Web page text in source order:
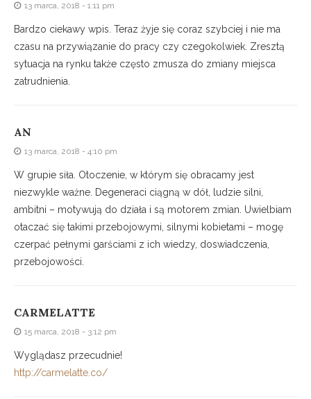
13 marca, 2018 - 1:11 pm
Bardzo ciekawy wpis. Teraz żyje się coraz szybciej i nie ma
czasu na przywiązanie do pracy czy czegokolwiek. Zresztą
sytuacja na rynku także często zmusza do zmiany miejsca
zatrudnienia.
AN
13 marca, 2018 - 4:10 pm
W grupie siła. Otoczenie, w którym się obracamy jest
niezwykle ważne. Degeneraci ciągną w dół, ludzie silni,
ambitni – motywują do działa i są motorem zmian. Uwielbiam
otaczać się takimi przebojowymi, silnymi kobietami – mogę
czerpać pełnymi garściami z ich wiedzy, doswiadczenia,
przebojowości.
CARMELATTE
15 marca, 2018 - 3:12 pm
Wyglądasz przecudnie!
http://carmelatte.co/